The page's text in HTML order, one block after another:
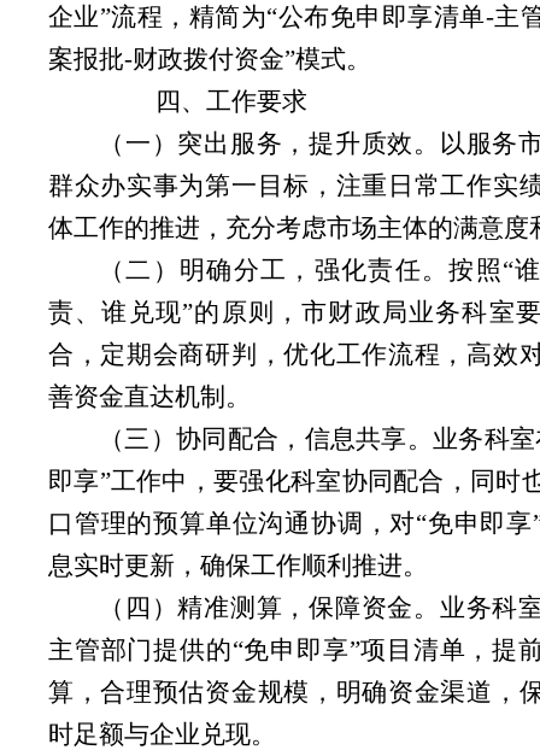
企业”流程，精简为“公布免申即享清单-主
案报批-财政拨付资金”模式。
四、工作要求
（一）突出服务，提升质效。
以服务
群众办实事为第一目标，注重日常工作实
体工作的推进，充分考虑市场主体的满意度
（二）明确分工，强化责任。按照“
责、谁兑现”的原则，市财政局业务科室
合，定期会商研判，优化工作流程，高效
善资金直达机制。
（三）协同配合，信息共享。 业务科
即享”工作中，要强化科室协同配合，同时
口管理的预算单位沟通协调，对“免申即享
息实时更新，确保工作顺利推进。
（四）精准测算，保障资金。 业务科
主管部门提供的“免申即享”项目清单，提
算，合理预估资金规模，明确资金渠道，
时足额与企业兑现。